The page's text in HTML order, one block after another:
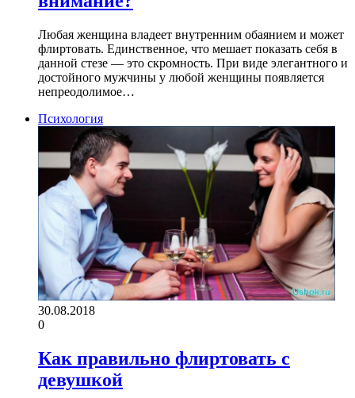
Любая женщина владеет внутренним обаянием и может
флиртовать. Единственное, что мешает показать себя в
данной стезе — это скромность. При виде элегантного и
достойного мужчины у любой женщины появляется
непреодолимое…
Психология
30.08.2018
0
Как правильно флиртовать с
девушкой